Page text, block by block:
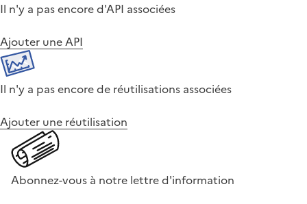
Il n'y a pas encore d'API associées
Ajouter une API
Il n'y a pas encore de réutilisations associées
Ajouter une réutilisation
Abonnez-vous à notre lettre d'information